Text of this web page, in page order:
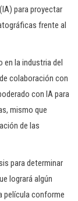
para proyectar
frente al
la industria del
colaboración con
con IA para
mismo que
de las
para determinar
logrará algún
película conforme